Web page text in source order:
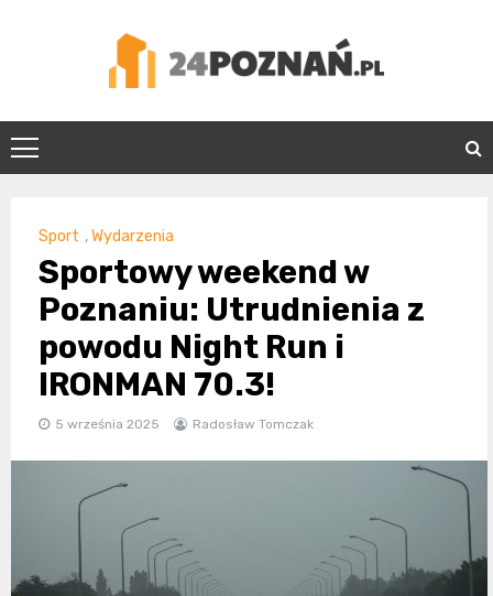
24Poznań.pl
Sport ,Wydarzenia
Sportowy weekend w
Poznaniu: Utrudnienia z
powodu Night Run i
IRONMAN 70.3!
5 września 2025 Radosław Tomczak